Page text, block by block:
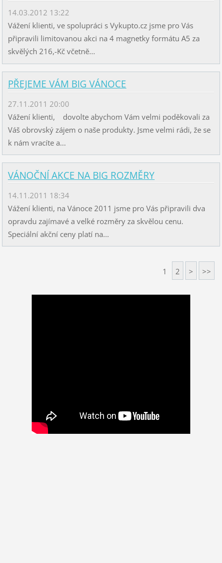
14.03.2012 13:22
Vážení klienti, ve spolupráci s Vykupto.cz jsme pro Vás
připravili limitovanou akci na 4 magnetky formátu A5 za
skvělých 216,-Kč včetně...
PŘEJEME VÁM BIG VÁNOCE
27.11.2011 20:00
Vážení klienti, dovolte abychom Vám velmi poděkovali za
Váš obrovský zájem o naše produkty. Jsme velmi rádi, že se
k nám vracíte a...
VÁNOČNÍ AKCE NA BIG ROZMĚRY
14.11.2011 18:34
Vážení klienti, na Vánoce 2011 jsme pro Vás připravili dva
opravdu zajímavé a velké rozměry za skvělou cenu.
Speciální akční ceny platí na...
1 2 > >>